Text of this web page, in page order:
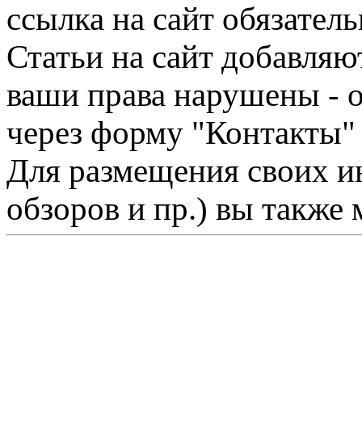
ссылка на сайт
Статьи на сайт
ваши права нарушены -
через форму "Контакты"
Для размещения своих
обзоров и пр.) вы также